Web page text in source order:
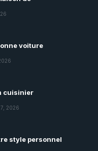
voiture
cuisinier
2026
style personnel